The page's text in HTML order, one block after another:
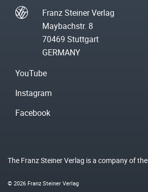
Franz Steiner Verlag
Maybachstr. 8
70469 Stuttgart
GERMANY
YouTube
Instagram
Facebook
The Franz Steiner Verlag is a company of
© 2026 Franz Steiner Verlag